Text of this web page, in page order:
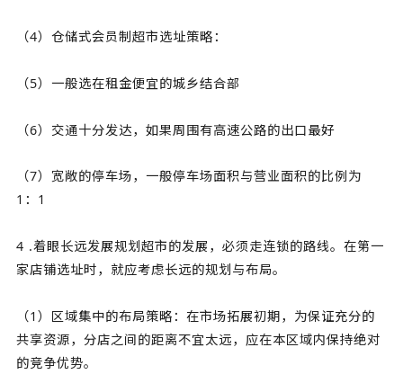
（4）仓储式会员制超市选址策略：
（5）一般选在租金便宜的城乡结合部
（6）交通十分发达，如果周围有高速公路的出口最好
（7）宽敞的停车场，一般停车场面积与营业面积的比例为
1：1
4 .着眼长远发展规划超市的发展，必须走连锁的路线。在第一
家店铺选址时，就应考虑长远的规划与布局。
（1）区域集中的布局策略：在市场拓展初期，为保证充分的
共享资源，分店之间的距离不宜太远，应在本区域内保持绝对
的竞争优势。